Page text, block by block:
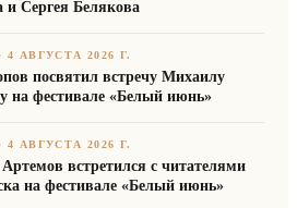
Сергея Белякова
·4 АВГУСТА 2026 Г.
посвятил встречу Михаилу
на фестивале «Белый июнь»
·4 АВГУСТА 2026 Г.
встретился с читателями
на фестивале «Белый июнь»